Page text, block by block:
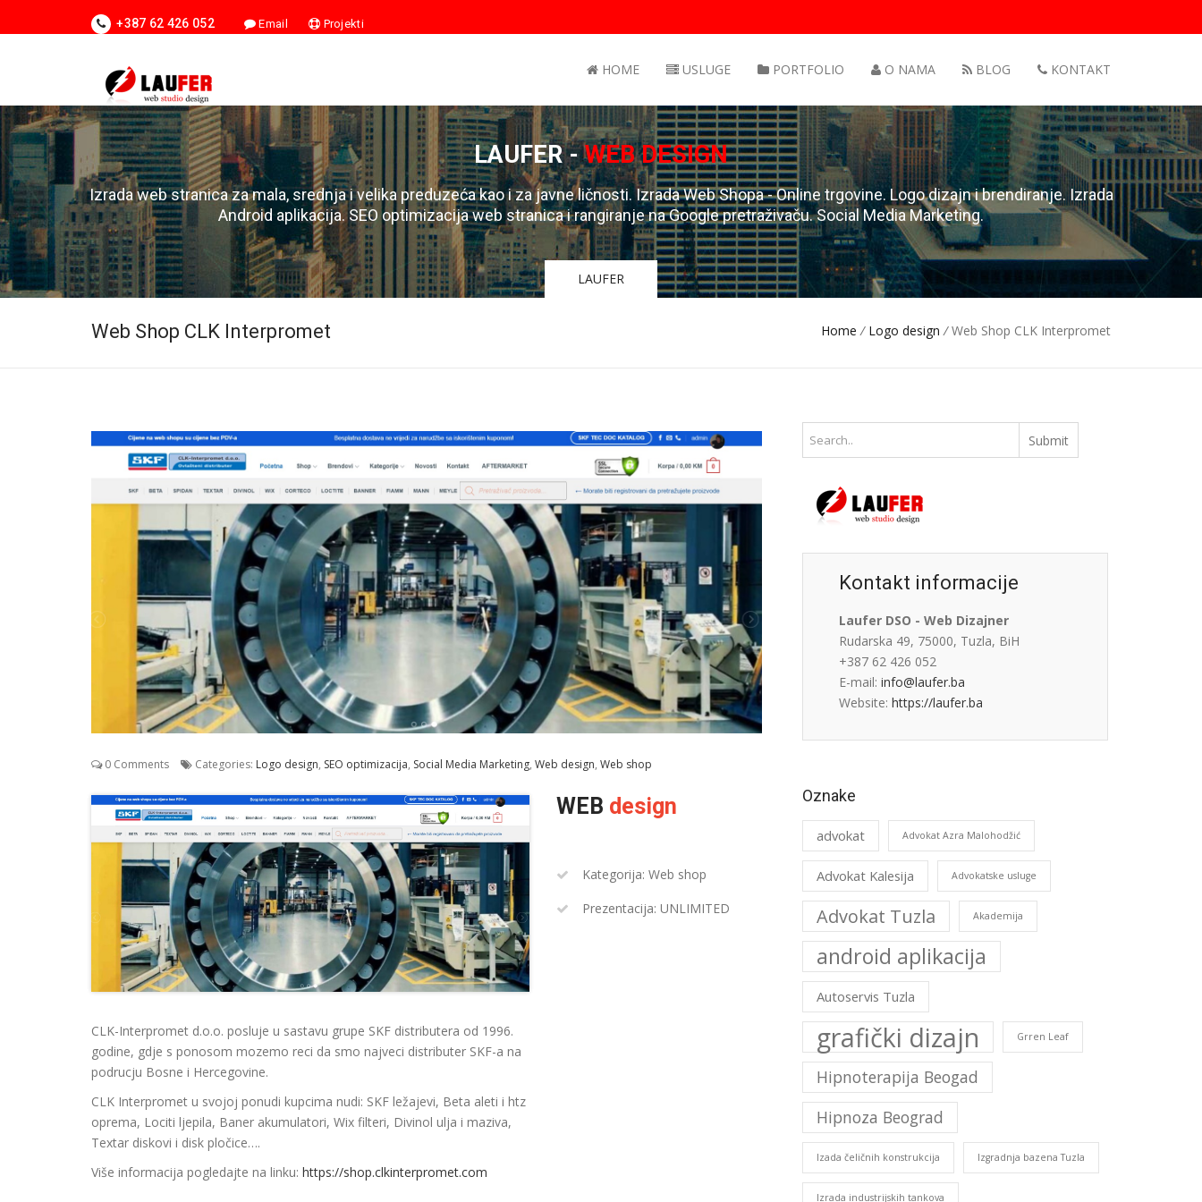
+387 62 426 052 Email Projekti
HOME USLUGE PORTFOLIO O NAMA BLOG KONTAKT
LAUFER -WEB DESIGN
Izrada web stranica za mala, srednja i velika preduzeća kao i za javne ličnosti. Izrada Web Shopa - Online trgovine. Logo dizajn i brendiranje. Izrada
Android aplikacija. SEO optimizacija web stranica i rangiranje na Google pretraživaču. Social Media Marketing.
LAUFER
Web Shop CLK Interpromet Home / Logo design /Web Shop CLK Interpromet
0 Comments Categories: Logo design, SEO optimizacija, Social Media Marketing, Web design, Web shop
CLK-Interpromet d.o.o. posluje u sastavu grupe SKF distributera od 1996.
godine, gdje s ponosom mozemo reci da smo najveci distributer SKF-a na
podrucju Bosne i Hercegovine.
CLK Interpromet u svojoj ponudi kupcima nudi: SKF ležajevi, Beta aleti i htz
oprema, Lociti ljepila, Baner akumulatori, Wix filteri, Divinol ulja i maziva,
Textar diskovi i disk pločice….
Više informacija pogledajte na linku: https://shop.clkinterpromet.com
WEB design
Kategorija: Web shop
Prezentacija: UNLIMITED
Kontakt informacije
Laufer DSO - Web Dizajner
Rudarska 49, 75000, Tuzla, BiH
+387 62 426 052
E-mail: info@laufer.ba
Website: https://laufer.ba
Oznake
advokat Advokat Azra Malohodžić
Advokat Kalesija Advokatske usluge
Advokat Tuzla Akademija
android aplikacija
Autoservis Tuzla
grafički dizajn Grren Leaf
Hipnoterapija Beogad
Hipnoza Beograd
Izada čeličnih konstrukcija Izgradnja bazena Tuzla
Izrada industrijskih tankova